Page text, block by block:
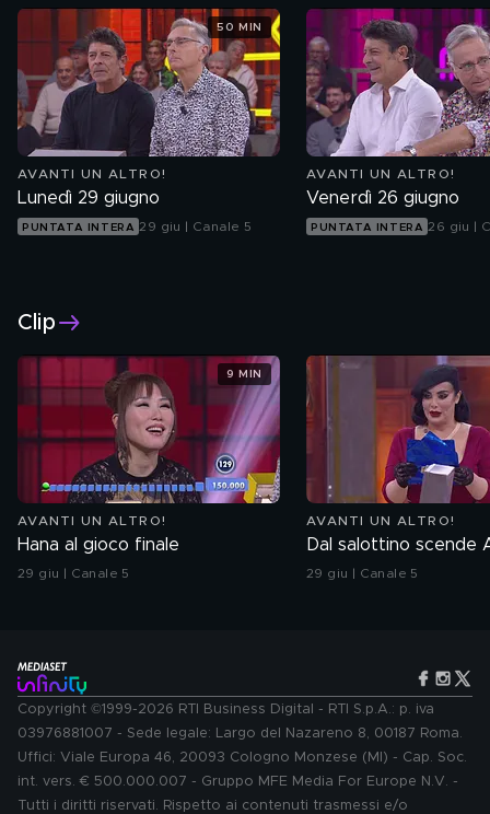
AVANTI UN ALTRO!
Lunedì 29 giugno
PUNTATA INTERA 29 giu | Canale 5
50 MIN
AVANTI UN ALTRO!
Venerdì 26 giugno
PUNTATA INTERA 26 giu |
Clip
AVANTI UN ALTRO!
Hana al gioco finale
29 giu | Canale 5
9 MIN
AVANTI UN ALTRO!
Dal salottino scende
29 giu | Canale 5
Copyright ©1999-2026 RTI Business Digital - RTI S.p.A.: p. iva
03976881007 - Sede legale: Largo del Nazareno 8, 00187 Roma.
Uffici: Viale Europa 46, 20093 Cologno Monzese (MI) - Cap. Soc.
int. vers. € 500.000.007 - Gruppo MFE Media For Europe N.V. -
Tutti i diritti riservati. Rispetto ai contenuti trasmessi e/o